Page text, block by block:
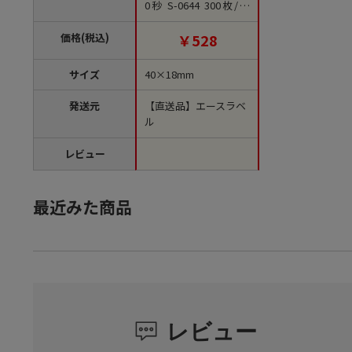
価格(税込)
サイズ
発送元
レビュー
0秒 S-0644 300枚/袋
（ご注文単位1袋）
【直送品】￥528
40×18mm
【直送品】エースラベ
ル
最近みた商品
レビュー